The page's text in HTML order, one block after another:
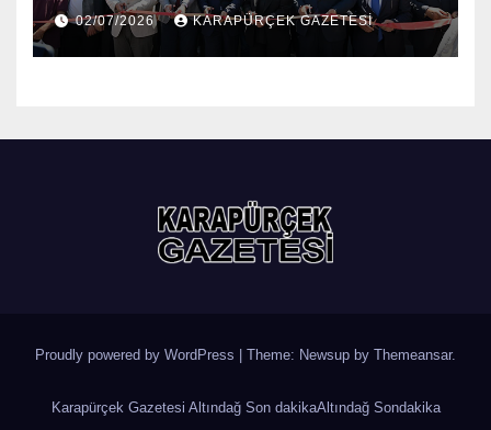
02/07/2026 KARAPÜRÇEK GAZETESİ
Proudly powered by WordPress | Theme: Newsup by Themeansar.
Karapürçek Gazetesi Altındağ Son dakikaAltındağ Sondakika